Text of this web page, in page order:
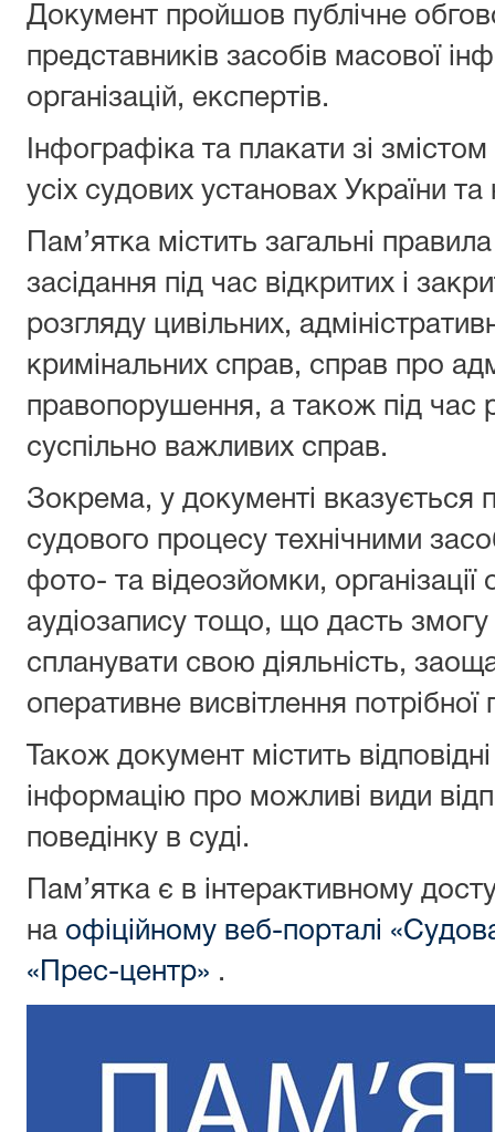
Документ пройшов публічне
представників засобів масової
організацій, експертів.
Інфографіка та плакати зі
усіх судових установах України та
Пам’ятка містить загальні
засідання під час відкритих і
розгляду цивільних,
кримінальних справ, справ про
правопорушення, а також під час
суспільно важливих справ.
Зокрема, у документі вказується
судового процесу технічними
фото- та відеозйомки, організації
аудіозапису тощо, що дасть
спланувати свою діяльність,
оперативне висвітлення потрібної
Також документ містить
інформацію про можливі види
поведінку в суді.
Пам’ятка є в інтерактивному
на офіційному веб-порталі
«Прес-центр» .